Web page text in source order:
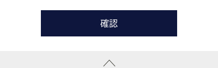
たします。
( 3 ) スタッフ派遣を検討されている企業の皆様
お問い合わせの内容に回答するために利用いたします。
なお、ご連絡手段は、電話・Ｅメールのいずれかの方法とい